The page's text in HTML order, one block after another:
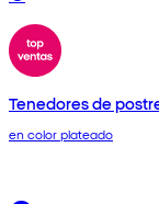
Tenedores de
en color plateado